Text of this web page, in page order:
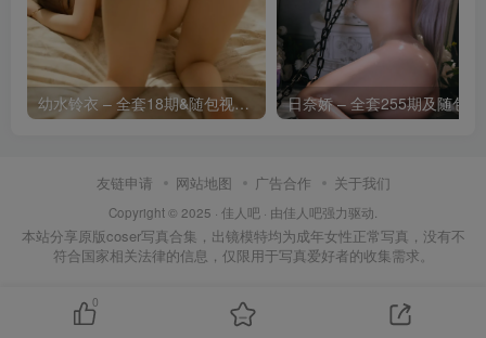
[6.4]
面饼仙儿 – NO.147 独角兽旗袍[20P-230.4M]
面饼仙儿 – NO.146 碧蓝航线 恰巴耶夫睡衣[43P-
412.9M]
幼水铃衣 – 全套18期&随包视频[16.4G-2026.8]
友链申请 网站地图 广告合作 关于我们
Copyright © 2025 · 佳人吧 · 由佳人吧强力驱动.
本站分享原版coser写真合集，出镜模特均为成年女性正常写真，没有不
符合国家相关法律的信息，仅限用于写真爱好者的收集需求。
0